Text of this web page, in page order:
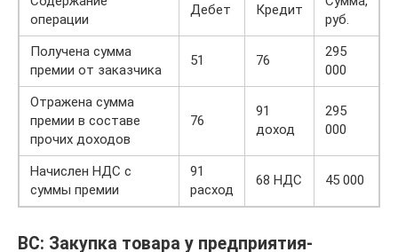
операции
Дебет Кредит
руб.
Получена сумма
премии от заказчика
51 76
295
000
Отражена сумма
премии в составе
прочих доходов
76
91
доход
295
000
Начислен НДС с
суммы премии
91
расход
68 НДС 45 000
ВС: Закупка товара у предприятия-